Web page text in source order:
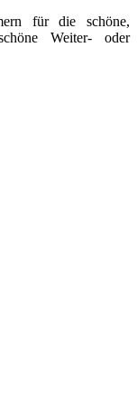
für die schöne,
Weiter- oder